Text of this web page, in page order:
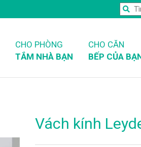
CHO PHÒNG
TẮM NHÀ BẠN
CHO CĂN
BẾP CỦA
Vách kính